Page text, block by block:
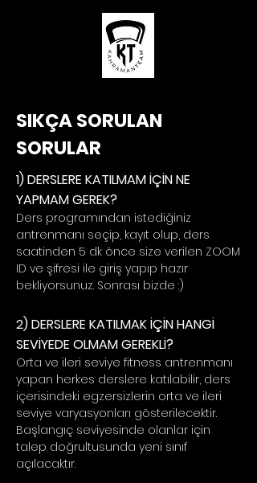
SIKÇA SORULAN
SORULAR
1) DERSLERE KATILMAM İÇİN NE
YAPMAM GEREK?
Ders programından istediğiniz
antrenmanı seçip, kayıt olup, ders
saatinden 5 dk önce size verilen ZOOM
ID ve şifresi ile giriş yapıp hazır
bekliyorsunuz. Sonrası bizde :)
2) DERSLERE KATILMAK İÇİN HANGİ
SEVİYEDE OLMAM GEREKLİ?
Orta ve ileri seviye fitness antrenmanı
yapan herkes derslere katılabilir, ders
içerisindeki egzersizlerin orta ve ileri
seviye varyasyonları gösterilecektir.
Başlangıç seviyesinde olanlar için
talep doğrultusunda yeni sınıf
açılacaktır.